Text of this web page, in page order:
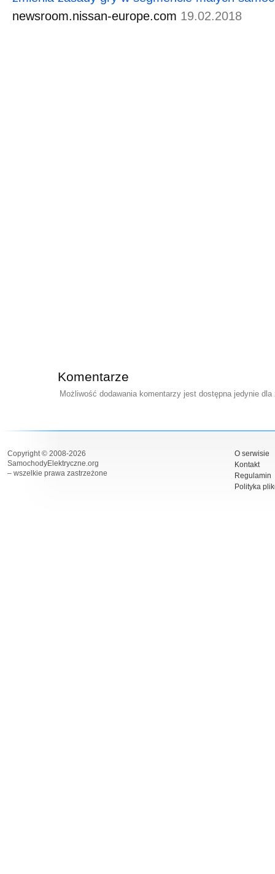
newsroom.nissan-europe.com 19.02.2018
Komentarze
Możliwość dodawania komentarzy jest dostępna jedynie
Copyright © 2008-2026
SamochodyElektryczne.org
– wszelkie prawa zastrzeżone
O serwisie
Kontakt
Regulamin
Polityka